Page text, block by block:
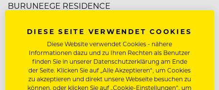
BURUNEEGE RESIDENCE
Tel.: +96 (0) 322870
Fax: +96 (0) 330022
COCO PALM RESORT&SPA
Dhunikolu Island, Baa Atoll
DIESE SEITE VERWENDET COOKIES
Diese Website verwendet Cookies - nähere
Informationen dazu und zu Ihren Rechten als Benutzer
finden Sie in unserer Datenschutzerklärung am Ende
der Seite. Klicken Sie auf „Alle Akzeptieren“, um Cookies
zu akzeptieren und direkt unsere Webseite besuchen zu
können, oder klicken Sie auf „Cookie-Einstellungen“, um